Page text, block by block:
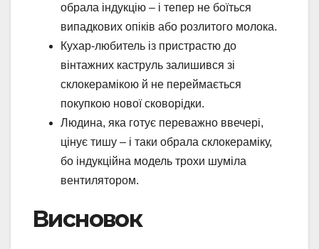
обрала індукцію – і тепер не боїться
випадкових опіків або розлитого молока.
Кухар-любитель із пристрастю до
вінтажних каструль залишився зі
склокерамікою й не переймається
покупкою нової сковорідки.
Людина, яка готує переважно ввечері,
цінує тишу – і таки обрала склокераміку,
бо індукційна модель трохи шуміла
вентилятором.
Висновок